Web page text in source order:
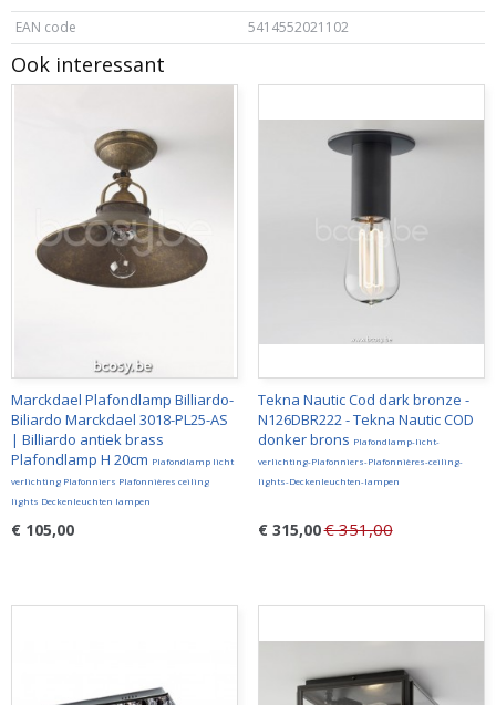
EAN code
5414552021102
Ook interessant
Marckdael Plafondlamp Billiardo-
Biliardo Marckdael 3018-PL25-AS
| Billiardo antiek brass
Plafondlamp H 20cm Plafondlamp licht
verlichting Plafonniers Plafonnières ceiling
lights Deckenleuchten lampen
€ 105,00
Tekna Nautic Cod dark bronze -
N126DBR222 - Tekna Nautic COD
donker brons Plafondlamp-licht-
verlichting-Plafonniers-Plafonnières-ceiling-
lights-Deckenleuchten-lampen
€ 315,00€ 351,00